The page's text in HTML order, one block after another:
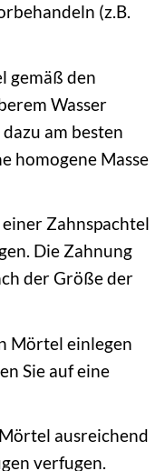
(z.B.
gemäß den
Wasser
am besten
homogene Masse
Zahnspachtel
Die Zahnung
der Größe der
Mörtel einlegen
Sie auf eine
ausreichend
verfugen.